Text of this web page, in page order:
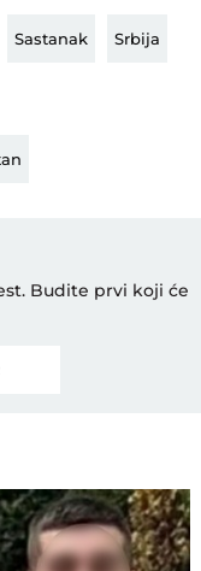
Sastanak Srbija
Budite prvi koji će